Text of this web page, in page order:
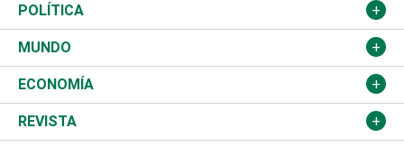
Nacional
Ciudad
Educación
Salud
POLÍTICA
Partidos
JCE
TSE
MUNDO
Estados Unidos
América Latina
ECONOMÍA
Finanzas
REVISTA